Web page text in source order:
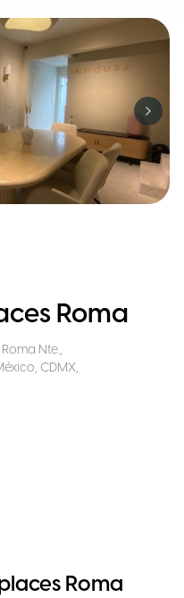
Next
Roma
Nte.,
CDMX,
Roma